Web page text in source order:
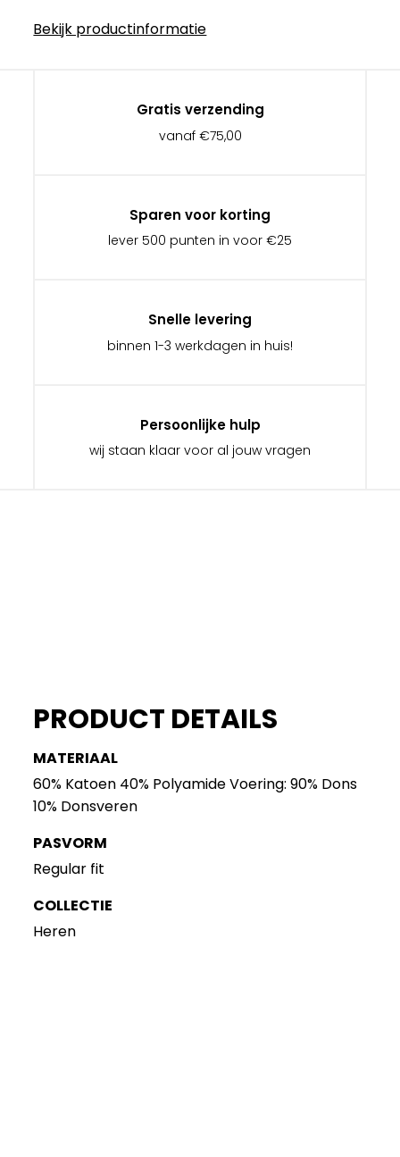
Bekijk productinformatie
Gratis verzending
vanaf €75,00
Sparen voor korting
lever 500 punten in voor €25
Snelle levering
binnen 1-3 werkdagen in huis!
Persoonlijke hulp
wij staan klaar voor al jouw vragen
PRODUCT DETAILS
MATERIAAL
60% Katoen 40% Polyamide Voering: 90% Dons
10% Donsveren
PASVORM
Regular fit
COLLECTIE
Heren